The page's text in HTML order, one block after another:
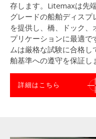
存します。Litemaxは先
グレードの船舶ディスプ
を提供し、橋、ドック
プリケーションに最適
ムは厳格な試験に合格
舶基準への遵守を保証し
詳細はこちら